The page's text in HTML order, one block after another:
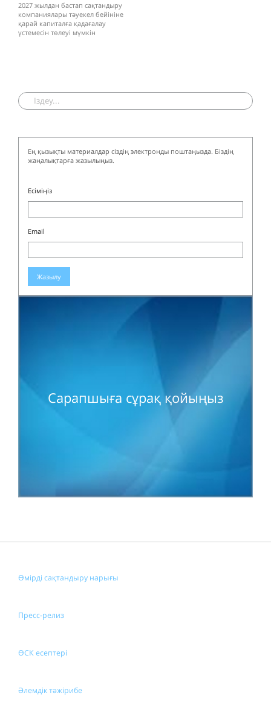
2027 жылдан бастап сақтандыру
компаниялары тәуекел бейініне
қарай капиталға қадағалау
үстемесін төлеуі мүмкін
Ең қызықты материалдар сіздің электронды поштаңызда. Біздің
жаңалықтарға жазылыңыз.
Есіміңіз
Email
Жазылу
Сарапшыға сұрақ қойыңыз
Өмірді сақтандыру нарығы
Пресс-релиз
ӨСК есептері
Әлемдік тәжірибе